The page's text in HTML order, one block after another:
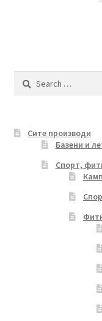
Search
Сите производи
Базени и
Спорт,